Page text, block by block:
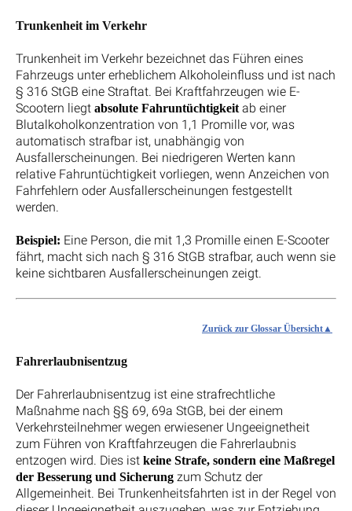
Trunkenheit im Verkehr
Trunkenheit im Verkehr bezeichnet das Führen eines
Fahrzeugs unter erheblichem Alkoholeinfluss und ist nach
§ 316 StGB eine Straftat. Bei Kraftfahrzeugen wie E-
Scootern liegt absolute Fahruntüchtigkeitab einer
Blutalkoholkonzentration von 1,1 Promille vor, was
automatisch strafbar ist, unabhängig von
Ausfallerscheinungen. Bei niedrigeren Werten kann
relative Fahruntüchtigkeit vorliegen, wenn Anzeichen von
Fahrfehlern oder Ausfallerscheinungen festgestellt
werden.
Beispiel: Eine Person, die mit 1,3 Promille einen E-Scooter
fährt, macht sich nach § 316 StGB strafbar, auch wenn sie
keine sichtbaren Ausfallerscheinungen zeigt.
Zurück zur Glossar Übersicht
Fahrerlaubnisentzug
Der Fahrerlaubnisentzug ist eine strafrechtliche
Maßnahme nach §§ 69, 69a StGB, bei der einem
Verkehrsteilnehmer wegen erwiesener Ungeeignetheit
zum Führen von Kraftfahrzeugen die Fahrerlaubnis
entzogen wird. Dies ist keine Strafe, sondern eine Maßregel
der Besserung und Sicherung zum Schutz der
Allgemeinheit. Bei Trunkenheitsfahrten ist in der Regel von